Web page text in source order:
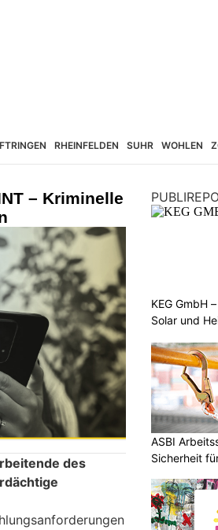
RHEINFELDEN SUHR WOHLEN
– Kriminelle
des
KEG GmbH
Solar und
ASBI
Sicherheit